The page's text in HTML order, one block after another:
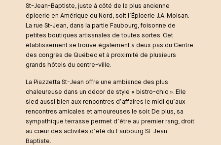
St-Jean-Baptiste, juste à côté de la plus ancienne
épicerie en Amérique du Nord, soit l’Épicerie J.A. Moisan.
La rue St-Jean, dans la partie Faubourg, foisonne de
petites boutiques artisanales de toutes sortes. Cet
établissement se trouve également à deux pas du Centre
des congrès de Québec et à proximité de plusieurs
grands hôtels du centre-ville.
La Piazzetta St-Jean offre une ambiance des plus
chaleureuse dans un décor de style « bistro-chic ». Elle
sied aussi bien aux rencontres d’affaires le midi qu’aux
rencontres amicales et amoureuses le soir. De plus, sa
sympathique terrasse permet d’être au premier rang, droit
au cœur des activités d’été du Faubourg St-Jean-
Baptiste.